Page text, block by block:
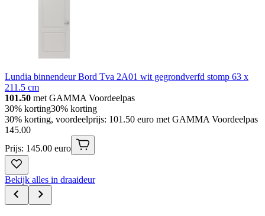
Lundia binnendeur Bord Tva 2A01 wit gegrondverfd stomp 63 x
211.5 cm
101.50 met GAMMA Voordeelpas
30% korting30% korting
30% korting, voordeelprijs: 101.50 euro met GAMMA Voordeelpas
145.00
Prijs: 145.00 euro
Bekijk alles in draaideur